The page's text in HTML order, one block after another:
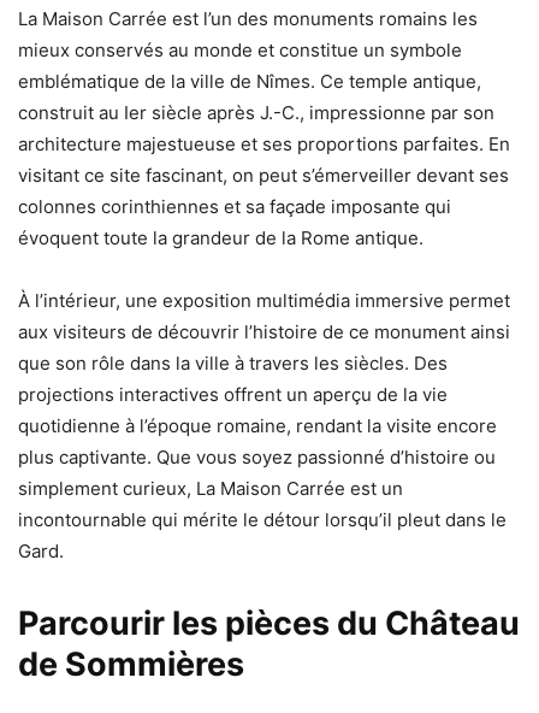
La Maison Carrée est l’un des monuments romains les
mieux conservés au monde et constitue un symbole
emblématique de la ville de Nîmes. Ce temple antique,
construit au Ier siècle après J.-C., impressionne par son
architecture majestueuse et ses proportions parfaites. En
visitant ce site fascinant, on peut s’émerveiller devant ses
colonnes corinthiennes et sa façade imposante qui
évoquent toute la grandeur de la Rome antique.
À l’intérieur, une exposition multimédia immersive permet
aux visiteurs de découvrir l’histoire de ce monument ainsi
que son rôle dans la ville à travers les siècles. Des
projections interactives offrent un aperçu de la vie
quotidienne à l’époque romaine, rendant la visite encore
plus captivante. Que vous soyez passionné d’histoire ou
simplement curieux, La Maison Carrée est un
incontournable qui mérite le détour lorsqu’il pleut dans le
Gard.
Parcourir les pièces du Château
de Sommières